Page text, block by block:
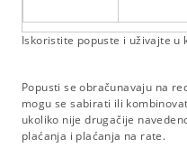
Iskoristite popuste i uživajte u
Popusti se obračunavaju na
mogu se sabirati ili
ukoliko nije drugačije
plaćanja i plaćanja na rate.